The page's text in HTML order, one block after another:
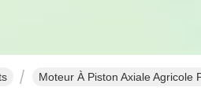
Moteur À Piston Axiale Agricole